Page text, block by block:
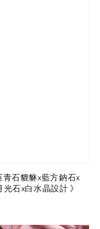
青石貔貅x藍方鈉石x
石x白水晶設計 》